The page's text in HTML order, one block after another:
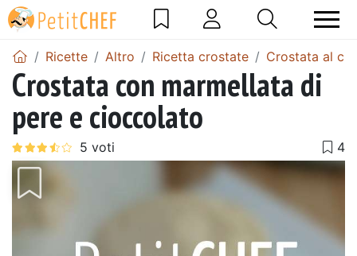
Ricette Altro Ricetta crostate Crostata al
Crostata con marmellata di
pere e cioccolato